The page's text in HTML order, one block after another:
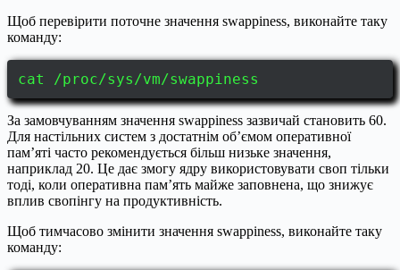
Щоб перевірити поточне значення swappiness, виконайте таку
команду:
cat /proc/sys/vm/swappiness
За замовчуванням значення swappiness зазвичай становить 60.
Для настільних систем з достатнім об’ємом оперативної
пам’яті часто рекомендується більш низьке значення,
наприклад 20. Це дає змогу ядру використовувати своп тільки
тоді, коли оперативна пам’ять майже заповнена, що знижує
вплив свопінгу на продуктивність.
Щоб тимчасово змінити значення swappiness, виконайте таку
команду: